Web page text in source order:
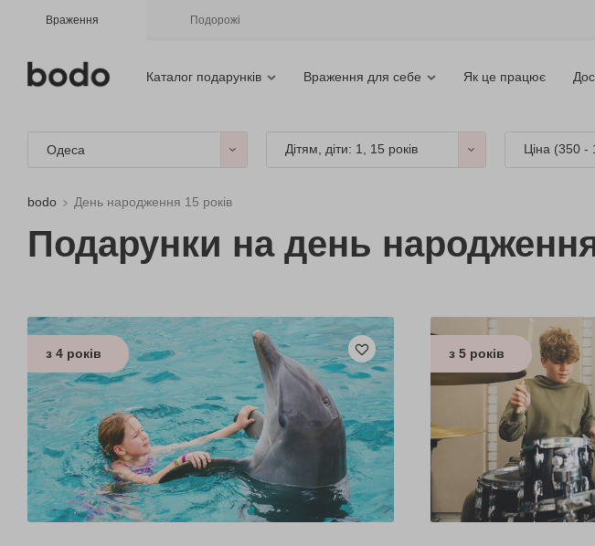
Враження Подорожі
Каталог подарунків Враження для себе Як це працює
Одеса Дітям, діти: 1, 15 років Ціна (350 -
bodo День народження 15 років
Подарунки на день
з 4 років з 5 років